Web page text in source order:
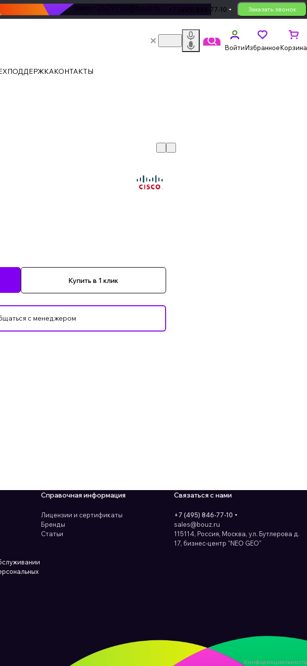
sales+2629796@bouz.ru +7 (495) 846-77-10 Заказать звонок
ВойтиИзбранноеКорзина
КОНТАКТЫ
Купить в 1 клик
с менеджером
Справочная информация
Лицензии и сертификаты
Бренды
Статьи
Связаться с нами
+7 (495) 846-77-10
sales@bouz.ru
115114, Россия, Москва, ул. Бутлерова д.
17, бизнес-центр "NEO GEO"
Конфиденциальность